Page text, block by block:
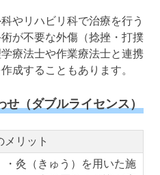
やリハビリ科で治療を行う
が不要な外傷（捻挫・打撲
療法士や作業療法士と連携
成することもあります。
（ダブルライセンス）
メリット
・灸（きゅう）を用いた施